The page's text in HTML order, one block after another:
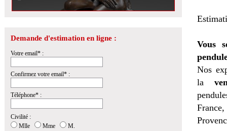
Demande d'estimation en ligne :
Votre email* :
Confirmez votre email* :
Téléphone* :
Civilité :
Mlle
Mme
M.
Vous
Nos
la